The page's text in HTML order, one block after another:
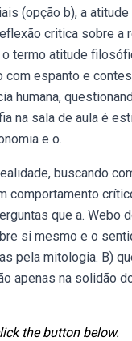
(opção b), a
critica sobre a
termo atitude
espanto e
humana,
na sala de aula é
e o.
buscando
comportamento
que a. Webo
si mesmo e o
pela mitologia. B)
apenas na solidão
the button below.